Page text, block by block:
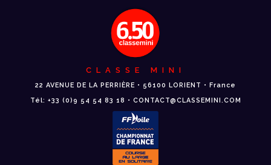
CLASSE MINI
22 AVENUE DE LA PERRIÈRE • 56100 LORIENT • France
Tél: +33 (0)9 54 54 83 18 • CONTACT@CLASSEMINI.COM